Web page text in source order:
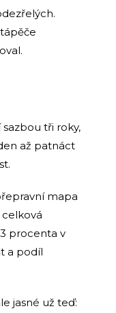
tři roky,
až patnáct
mapa
celková
procenta v
a podíl
jasné už teď: